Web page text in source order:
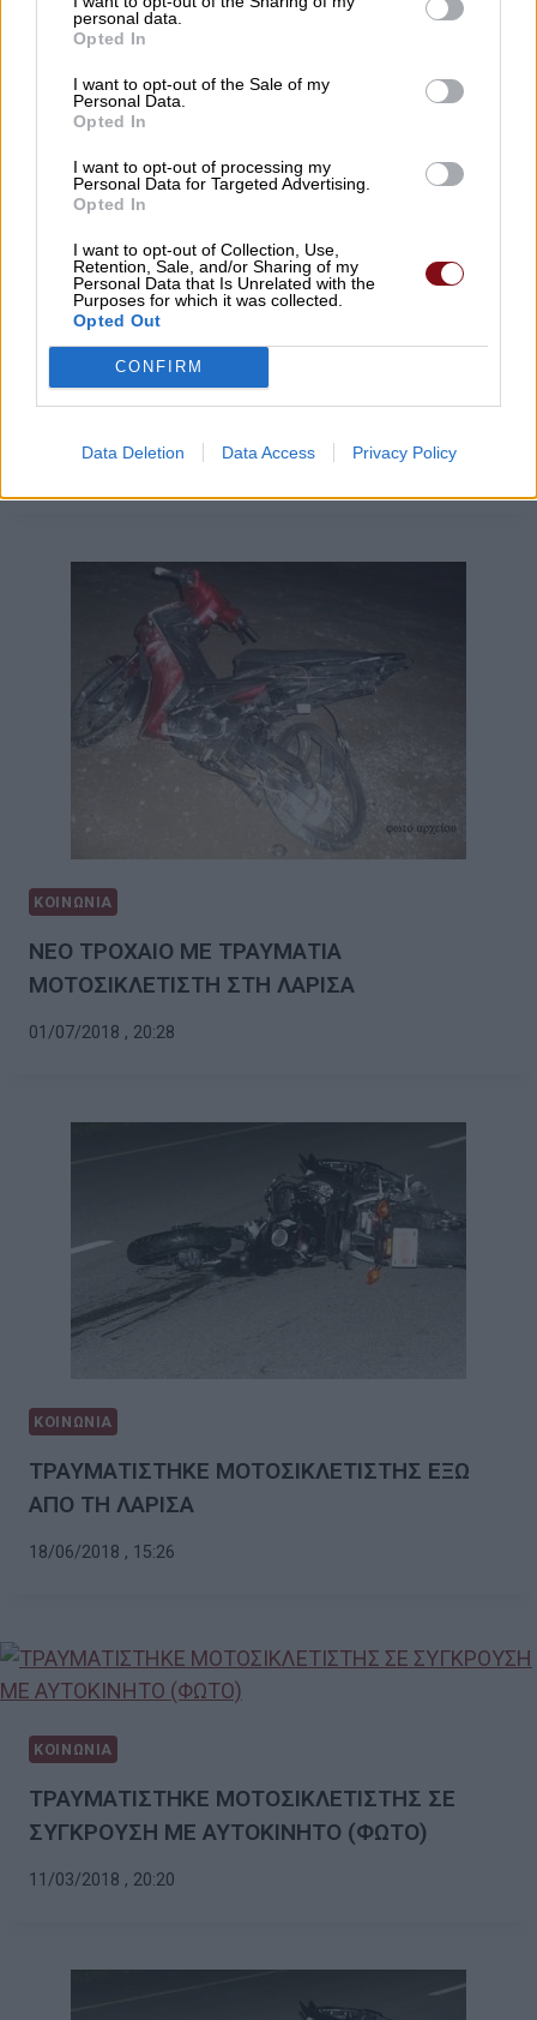
personal data.
Opted In
I want to opt-out of the Sale of my
Personal Data.
Opted In
I want to opt-out of processing my
Personal Data for Targeted Advertising.
Opted In
I want to opt-out of Collection, Use,
Retention, Sale, and/or Sharing of my
Personal Data that Is Unrelated with the
Purposes for which it was collected.
Opted Out
CONFIRM
Data Deletion Data Access Privacy Policy
ΚΟΙΝΩΝΙΑ
ΛΑΡΙΣΑ
ΤΟ ΑΠΟΓΕΥΜΑ Η ΚΗΔΕΙΑ ΤΟΥ 25ΧΡΟΝΟΥ
ΚΟΙΝΩΝΙΑ
ΝΕΟ ΤΡΟΧΑΙΟ ΜΕ ΤΡΑΥΜΑΤΙΑ
ΜΟΤΟΣΙΚΛΕΤΙΣΤΗ ΣΤΗ ΛΑΡΙΣΑ
01/07/2018 , 20:28
ΚΟΙΝΩΝΙΑ
ΤΡΑΥΜΑΤΙΣΤΗΚΕ ΜΟΤΟΣΙΚΛΕΤΙΣΤΗΣ ΕΞΩ
ΑΠΟ ΤΗ ΛΑΡΙΣΑ
18/06/2018 , 15:26
ΚΟΙΝΩΝΙΑ
ΤΡΑΥΜΑΤΙΣΤΗΚΕ ΜΟΤΟΣΙΚΛΕΤΙΣΤΗΣ ΣΕ
ΣΥΓΚΡΟΥΣΗ ΜΕ ΑΥΤΟΚΙΝΗΤΟ (ΦΩΤΟ)
11/03/2018 , 20:20